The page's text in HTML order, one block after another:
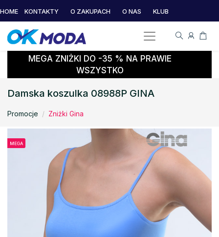
HOME KONTAKTY O ZAKUPACH O NAS KLUB
MEGA ZNIŻKI DO -35 % NA PRAWIE
WSZYSTKO
Damska koszulka 08988P GINA
Promocje Zniżki Gina
MEGA